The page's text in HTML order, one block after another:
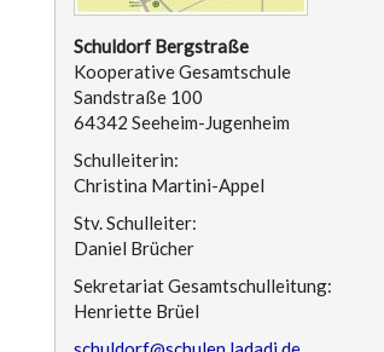
Schuldorf Bergstraße
Kooperative Gesamtschule
Sandstraße 100
64342 Seeheim-Jugenheim
Schulleiterin:
Christina Martini-Appel
Stv. Schulleiter:
Daniel Brücher
Sekretariat Gesamtschulleitung:
Henriette Brüel